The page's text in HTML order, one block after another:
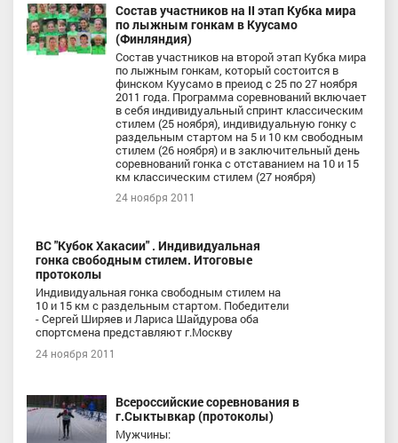
Состав участников на II этап Кубка мира
по лыжным гонкам в Куусамо
(Финляндия)
Состав участников на второй этап Кубка мира
по лыжным гонкам, который состоится в
финском Куусамо в преиод с 25 по 27 ноября
2011 года. Программа соревнований включает
в себя индивидуальный спринт классическим
стилем (25 ноября), индивидуальную гонку с
раздельным стартом на 5 и 10 км свободным
стилем (26 ноября) и в заключительный день
соревнований гонка с отставанием на 10 и 15
км классическим стилем (27 ноября)
24 ноября 2011
ВС "Кубок Хакасии" . Индивидуальная
гонка свободным стилем. Итоговые
протоколы
Индивидуальная гонка свободным стилем на
10 и 15 км с раздельным стартом. Победители
- Сергей Ширяев и Лариса Шайдурова оба
спортсмена представляют г.Москву
24 ноября 2011
Всероссийские соревнования в
г.Сыктывкар (протоколы)
Мужчины: